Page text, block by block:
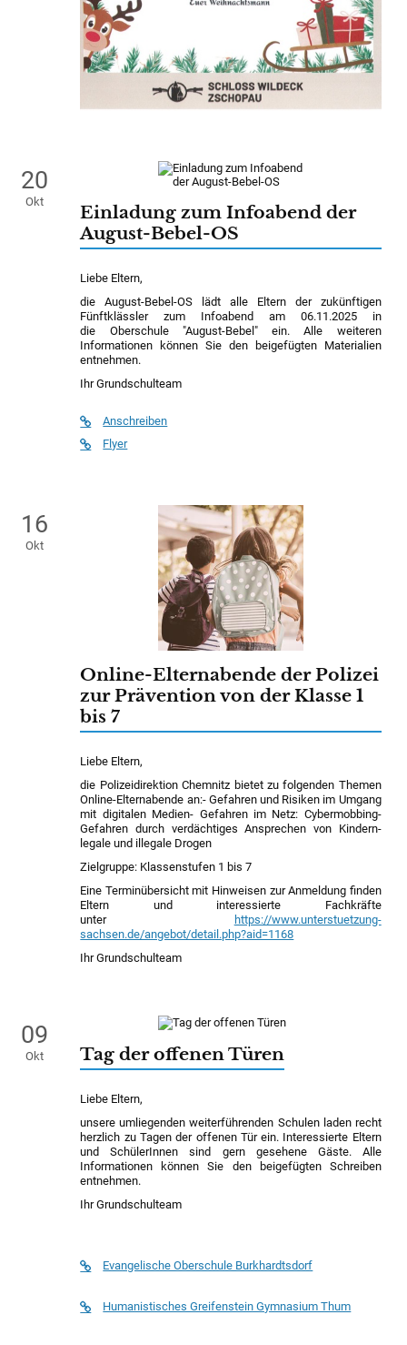
20
Okt
Einladung zum Infoabend der
August-Bebel-OS
Liebe Eltern,
die August-Bebel-OS lädt alle Eltern der zukünftigen
Fünftklässler zum Infoabend am 06.11.2025 in
die Oberschule "August-Bebel" ein. Alle weiteren
Informationen können Sie den beigefügten Materialien
entnehmen.
Ihr Grundschulteam
Anschreiben
Flyer
16
Okt
Online-Elternabende der Polizei
zur Prävention von der Klasse 1
bis 7
Liebe Eltern,
die Polizeidirektion Chemnitz bietet zu folgenden Themen
Online-Elternabende an:- Gefahren und Risiken im Umgang
mit digitalen Medien- Gefahren im Netz: Cybermobbing-
Gefahren durch verdächtiges Ansprechen von Kindern-
legale und illegale Drogen
Zielgruppe: Klassenstufen 1 bis 7
Eine Terminübersicht mit Hinweisen zur Anmeldung finden
Eltern und interessierte Fachkräfte
unter
https://www.unterstuetzung-
sachsen.de/angebot/detail.php?aid=1168
Ihr Grundschulteam
09
Okt Tag der offenen Türen
Liebe Eltern,
unsere umliegenden weiterführenden Schulen laden recht
herzlich zu Tagen der offenen Tür ein. Interessierte Eltern
und SchülerInnen sind gern gesehene Gäste. Alle
Informationen können Sie den beigefügten Schreiben
entnehmen.
Ihr Grundschulteam
Evangelische Oberschule Burkhardtsdorf
Humanistisches Greifenstein Gymnasium Thum